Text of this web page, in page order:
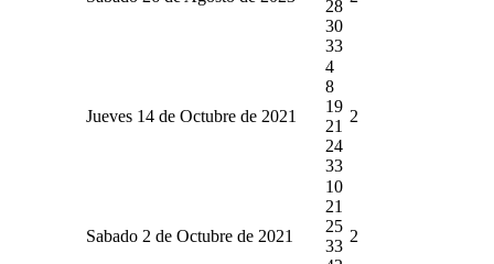
28
30
33
Jueves 14 de Octubre de 2021
4
8
19
21
24
33
2
Sabado 2 de Octubre de 2021
10
21
25
33
2